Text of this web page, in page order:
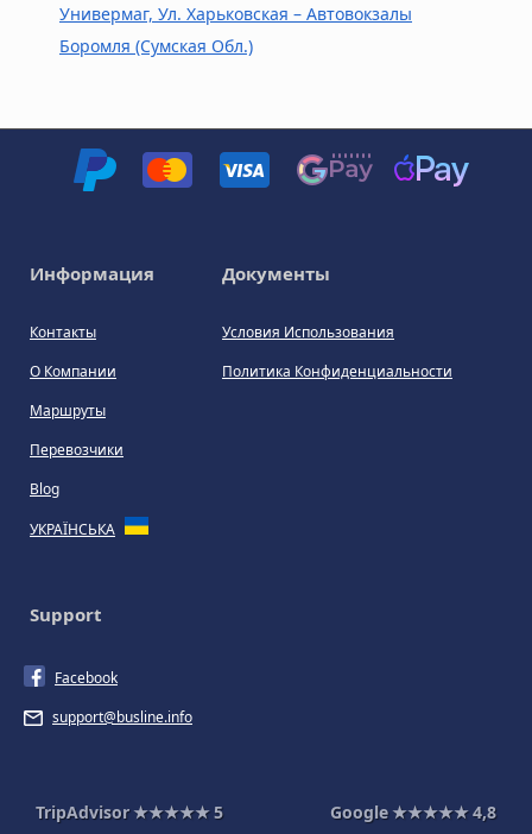
Универмаг, Ул. Харьковская – Автовокзалы
Боромля (Сумская Обл.)‎
Информация
Контакты
О Компании
Маршруты
Перевозчики
Blog
УКРАЇНСЬКА
Документы
Условия Использования
Политика Конфиденциальности
Support
Facebook
support@busline.info
TripAdvisor ★★★★★5 Google ★★★★★4,8